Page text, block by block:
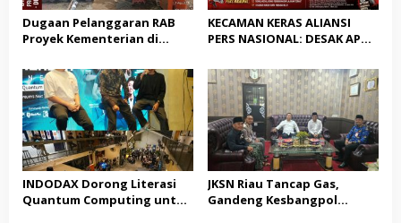
Dugaan Pelanggaran RAB
Proyek Kementerian di
Nasionaldetik.com Desak
Tindakan Tegas
KECAMAN KERAS ALIANSI
PERS NASIONAL: DESAK APH
TERHADAP JURNALIS DAN
USUT TUNTAS GURITA
PUNGLI BERJAMAAH SERTA
DUGAAN KETERLIBATAN
KEPALA DINAS PENDIDIKAN
INDODAX Dorong Literasi
Quantum Computing untuk
JKSN Riau Tancap Gas,
Gandeng Kesbangpol